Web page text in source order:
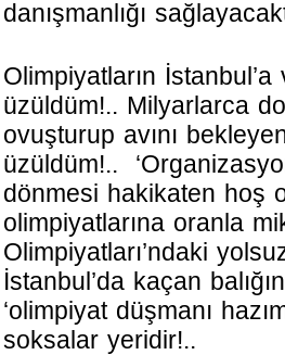
danışmanlığı
Olimpiyatların
üzüldüm!.. Milyarlarca
ovuşturup avını
üzüldüm!..
dönmesi hakikaten hoş
olimpiyatlarına oranla
Olimpiyatları’ndaki
İstanbul’da kaçan
‘olimpiyat düşmanı
soksalar yeridir!..